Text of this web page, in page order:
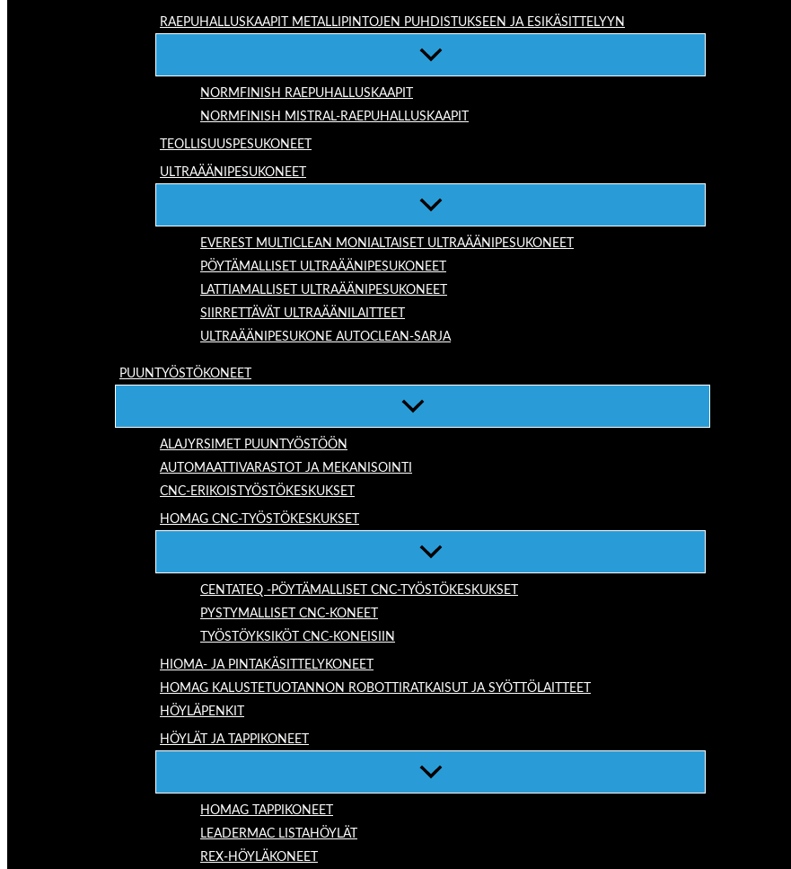
RAEPUHALLUSKAAPIT METALLIPINTOJEN PUHDISTUKSEEN JA ESIKÄSITTELYYN
NORMFINISH RAEPUHALLUSKAAPIT
NORMFINISH MISTRAL-RAEPUHALLUSKAAPIT
TEOLLISUUSPESUKONEET
ULTRAÄÄNIPESUKONEET
EVEREST MULTICLEAN MONIALTAISET ULTRAÄÄNIPESUKONEET
PÖYTÄMALLISET ULTRAÄÄNIPESUKONEET
LATTIAMALLISET ULTRAÄÄNIPESUKONEET
SIIRRETTÄVÄT ULTRAÄÄNILAITTEET
ULTRAÄÄNIPESUKONE AUTOCLEAN-SARJA
PUUNTYÖSTÖKONEET
ALAJYRSIMET PUUNTYÖSTÖÖN
AUTOMAATTIVARASTOT JA MEKANISOINTI
CNC-ERIKOISTYÖSTÖKESKUKSET
HOMAG CNC-TYÖSTÖKESKUKSET
CENTATEQ -PÖYTÄMALLISET CNC-TYÖSTÖKESKUKSET
PYSTYMALLISET CNC-KONEET
TYÖSTÖYKSIKÖT CNC-KONEISIIN
HIOMA- JA PINTAKÄSITTELYKONEET
HOMAG KALUSTETUOTANNON ROBOTTIRATKAISUT JA SYÖTTÖLAITTEET
HÖYLÄPENKIT
HÖYLÄT JA TAPPIKONEET
HOMAG TAPPIKONEET
LEADERMAC LISTAHÖYLÄT
REX-HÖYLÄKONEET